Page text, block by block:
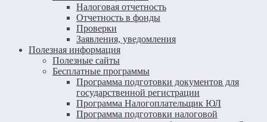
Налоговая отчетность
Отчетность в фонды
Проверки
Заявления, уведомления
Полезная информация
Полезные сайты
Бесплатные программы
Программа подготовки документов для
государственной регистрации
Программа Налогоплательщик ЮЛ
Программа подготовки налоговой